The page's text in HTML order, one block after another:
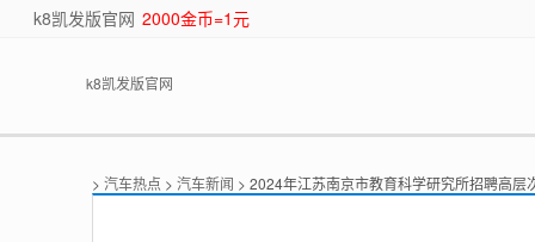
k8凯发版官网 2000金币=1元
k8凯发版官网
> 汽车热点 > 汽车新闻 > 2024年江苏南京市教育科学研究所招聘高层